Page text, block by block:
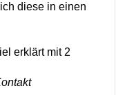
diese in einen
erklärt mit 2